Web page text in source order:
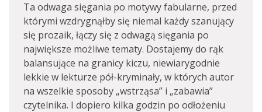
Ta odwaga sięgania po motywy fabularne, przed
którymi wzdrygnąłby się niemal każdy szanujący
się prozaik, łączy się z odwagą sięgania po
największe możliwe tematy. Dostajemy do rąk
balansujące na granicy kiczu, niewiarygodnie
lekkie w lekturze pół-kryminały, w których autor
na wszelkie sposoby „wstrząsa” i „zabawia”
czytelnika. I dopiero kilka godzin po odłożeniu